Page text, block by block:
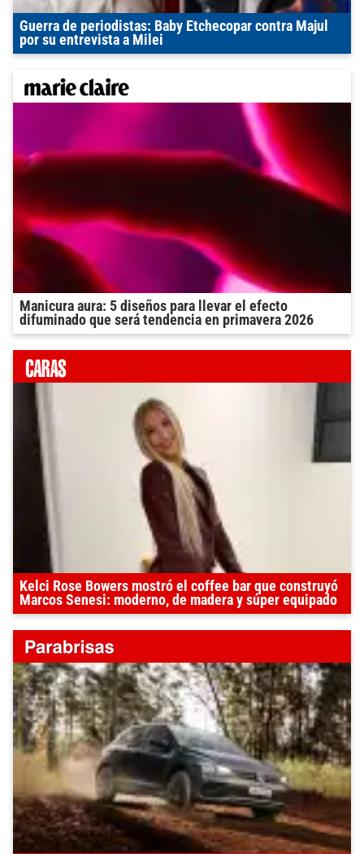
Guerra de periodistas: Baby Etchecopar contra Majul
por su entrevista a Milei
Manicura aura: 5 diseños para llevar el efecto
difuminado que será tendencia en primavera 2026
Kelci Rose Bowers mostró el coffee bar que construyó
Marcos Senesi: moderno, de madera y súper equipado